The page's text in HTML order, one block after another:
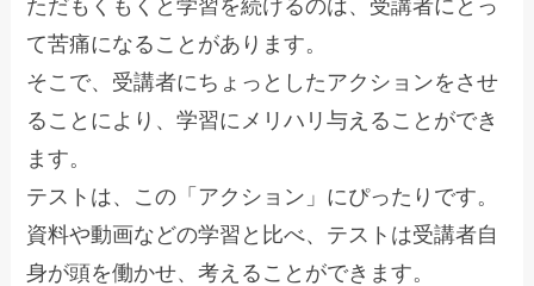
ただもくもくと学習を続けるのは、受講者にとっ
て苦痛になることがあります。
そこで、受講者にちょっとしたアクションをさせ
ることにより、学習にメリハリ与えることができ
ます。
テストは、この「アクション」にぴったりです。
資料や動画などの学習と比べ、テストは受講者自
身が頭を働かせ、考えることができます。